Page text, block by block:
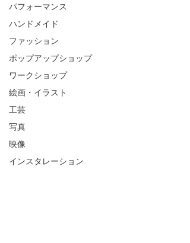
パフォーマンス
ハンドメイド
ファッション
ポップアップショップ
ワークショップ
絵画・イラスト
工芸
写真
映像
インスタレーション